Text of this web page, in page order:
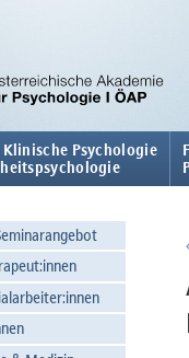
Klinische Psychologie